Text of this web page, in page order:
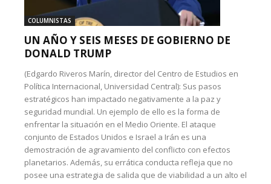
COLUMNISTAS
UN AÑO Y SEIS MESES DE GOBIERNO DE
DONALD TRUMP
(Edgardo Riveros Marín, director del Centro de Estudios en
Política Internacional, Universidad Central): Sus pasos
estratégicos han impactado negativamente a la paz y
seguridad mundial. Un ejemplo de ello es la forma de
enfrentar la situación en el Medio Oriente. El ataque
conjunto de Estados Unidos e Israel a Irán es una
demostración de agravamiento del conflicto con efectos
planetarios. Además, su errática conducta refleja que no
posee una estrategia de salida que de viabilidad a un alto el